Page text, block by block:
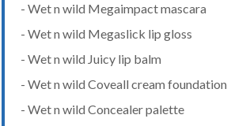
- Wet n wild Megaimpact mascara
- Wet n wild Megaslick lip gloss
- Wet n wild Juicy lip balm
- Wet n wild Coveall cream foundation
- Wet n wild Concealer palette